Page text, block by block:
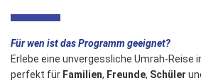
Für wen ist das Programm geeignet?
Erlebe eine unvergessliche Umrah-Reise
perfekt für Familien, Freunde, Schüler